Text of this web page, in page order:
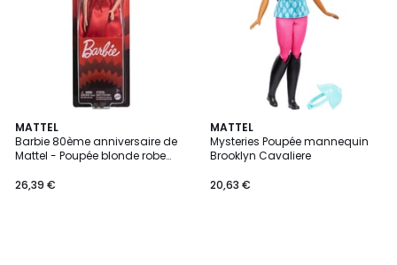
MATTEL
Barbie 80ème anniversaire de
Mattel - Poupée blonde robe
26,39 €
MATTEL
Mysteries Poupée mannequin
Brooklyn Cavaliere
20,63 €